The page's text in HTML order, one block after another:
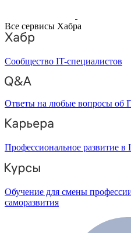
Все сервисы Хабра
Сообщество IT-специалистов
Ответы на любые вопросы об
Профессиональное развитие в
Обучение для смены
саморазвития